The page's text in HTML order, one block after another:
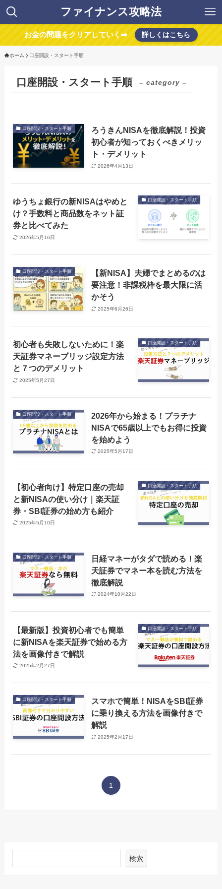
ファイナンス攻略法
お金の問題をクリアしていく➡ 詳しくはこちら
ホーム 口座開設・スタート手順
口座開設・スタート手順 – category –
口座開設・スタート手順
ろうきんNISAを徹底解説！投資
初心者が知っておくべきメリッ
ト・デメリット
2026年4月13日
口座開設・スタート手順
ゆうちょ銀行の新NISAはやめと
け？手数料と商品数をネット証
券と比べてみた
2026年5月16日
口座開設・スタート手順
【新NISA】夫婦でまとめるのは
要注意！非課税枠を最大限に活
かそう
2025年6月26日
口座開設・スタート手順
初心者も失敗しないために！楽
天証券マネーブリッジ設定方法
と７つのデメリット
2025年5月27日
口座開設・スタート手順
2026年から始まる！プラチナ
NISAで65歳以上でもお得に投資
を始めよう
2025年5月17日
口座開設・スタート手順
【初心者向け】特定口座の売却
と新NISAの使い分け｜楽天証
券・SBI証券の始め方も紹介
2025年5月10日
口座開設・スタート手順
日経マネーがタダで読める！楽
天証券でマネー本を読む方法を
徹底解説
2024年10月22日
口座開設・スタート手順
【最新版】投資初心者でも簡単
に新NISAを楽天証券で始める方
法を画像付きで解説
2025年2月27日
口座開設・スタート手順
スマホで簡単！NISAをSBI証券
に乗り換える方法を画像付きで
解説
2025年2月17日
1
検索